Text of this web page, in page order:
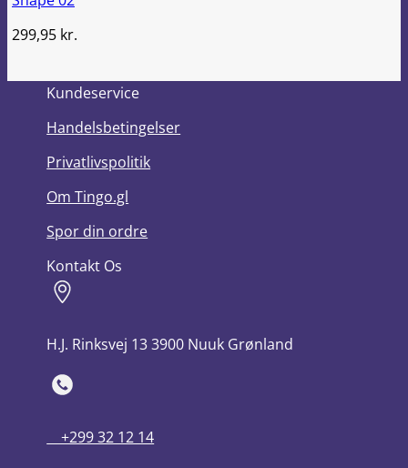
299,95 kr.
Kundeservice
Handelsbetingelser
Privatlivspolitik
Om Tingo.gl
Spor din ordre
Kontakt Os
H.J. Rinksvej 13 3900 Nuuk Grønland
+299 32 12 14